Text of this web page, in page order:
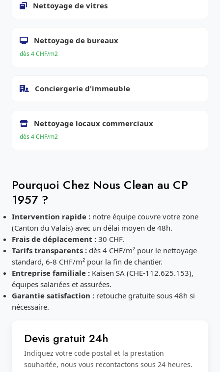
Nettoyage de vitres
Nettoyage de bureaux
dès 4 CHF/m2
Conciergerie d'immeuble
Nettoyage locaux commerciaux
dès 4 CHF/m2
Pourquoi Chez Nous Clean au CP
1957 ?
Intervention rapide :notre équipe couvre votre zone
(Canton du Valais) avec un délai moyen de 48h.
Frais de déplacement :30 CHF.
Tarifs transparents :dès 4 CHF/m² pour le nettoyage
standard, 6-8 CHF/m² pour la fin de chantier.
Entreprise familiale :Kaisen SA (CHE-112.625.153),
équipes salariées et assurées.
Garantie satisfaction :retouche gratuite sous 48h si
nécessaire.
Devis gratuit 24h
Indiquez votre code postal et la prestation
souhaitée, nous vous recontactons sous 24 heures.